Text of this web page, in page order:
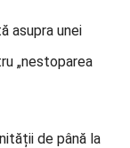
asupra unei
„nestoparea
de până la